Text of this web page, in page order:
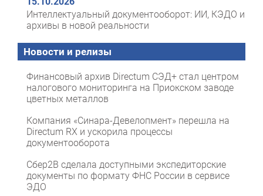
Интеллектуальный документооборот: ИИ, КЭДО и
архивы в новой реальности
Новости и релизы
Финансовый архив Directum СЭД+ стал центром
налогового мониторинга на Приокском заводе
цветных металлов
Компания «Синара-Девелопмент» перешла на
Directum RX и ускорила процессы
документооборота
Сбер2B сделала доступными экспедиторские
документы по формату ФНС России в сервисе
ЭДО